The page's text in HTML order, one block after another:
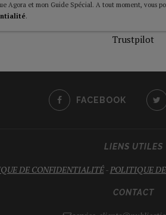
Agora et mon Guide Spécial. A tout moment, vous
.
Trustpilot
FACEBOOK
LIENS UTILES
DE CONFIDENTIALITÉ-POLITIQUE
CONTACT